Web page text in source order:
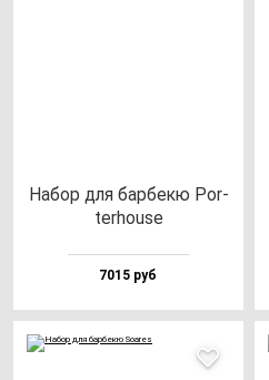
Набор для бар­бе­кю Por­
ter­ho­use
7015 руб